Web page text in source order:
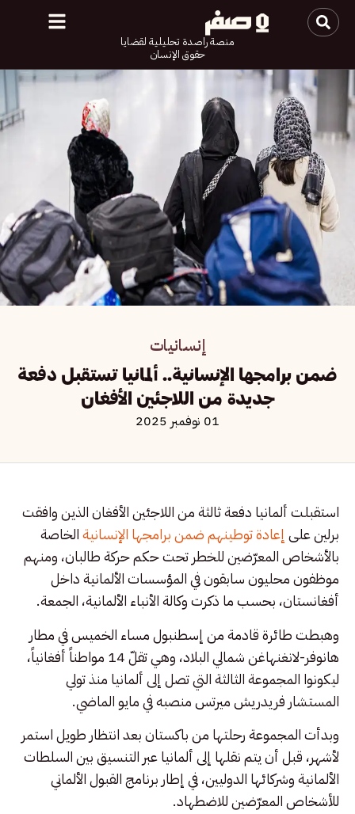
منصة راصدة تحليلية لقضايا
حقوق الإنسان
إنسانيات
ضمن برامجها الإنسانية.. ألمانيا تستقبل دفعة
جديدة من اللاجئين الأفغان
01 نوفمبر 2025
استقبلت ألمانيا دفعة ثالثة من اللاجئين الأفغان الذين وافقت
برلين على إعادة توطينهم ضمن برامجها الإنسانيةالخاصة
بالأشخاص المعرّضين للخطر تحت حكم حركة طالبان، ومنهم
موظفون محليون سابقون في المؤسسات الألمانية داخل
أفغانستان، بحسب ما ذكرت وكالة الأنباء الألمانية، الجمعة.
وهبطت طائرة قادمة من إسطنبول مساء الخميس في مطار
هانوفر-لانغنهاغن شمالي البلاد، وهي تقلّ 14 مواطناً أفغانياً،
ليكونوا المجموعة الثالثة التي تصل إلى ألمانيا منذ تولي
المستشار فريدريش ميرتس منصبه في مايو الماضي.
وبدأت المجموعة رحلتها من باكستان بعد انتظار طويل استمر
لأشهر، قبل أن يتم نقلها إلى ألمانيا عبر التنسيق بين السلطات
الألمانية وشركائها الدوليين، في إطار برنامج القبول الألماني
للأشخاص المعرّضين للاضطهاد.